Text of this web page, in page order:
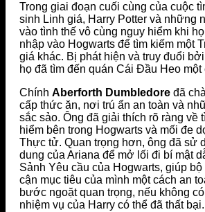
Trong giai đoạn cuối cùng của cuộc
sinh Linh giá, Harry Potter và những
vào tình thế vô cùng nguy hiểm khi
nhập vào Hogwarts để tìm kiếm một
giá khác. Bị phát hiện và truy đuổi
họ đã tìm đến quán Cái Đầu Heo một
Chính Aberforth Dumbledore đã
cấp thức ăn, nơi trú ẩn an toàn và
sắc sảo. Ông đã giải thích rõ ràng về
hiểm bên trong Hogwarts và mối đe
Thực tử. Quan trọng hơn, ông đã sử
dung của Ariana để mở lối đi bí mật
Sảnh Yêu cầu của Hogwarts, giúp
cận mục tiêu của mình một cách an
bước ngoặt quan trọng, nếu không
nhiệm vụ của Harry có thể đã thất bại.